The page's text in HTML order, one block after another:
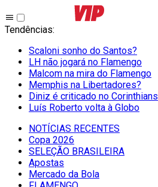
Tendências:
Scaloni sonho do Santos?
LH não jogará no Flamengo
Malcom na mira do Flamengo
Memphis na Libertadores?
Diniz é criticado no Corinthians
Luís Roberto volta à Globo
NOTÍCIAS RECENTES
Copa 2026
SELEÇÃO BRASILEIRA
Apostas
Mercado da Bola